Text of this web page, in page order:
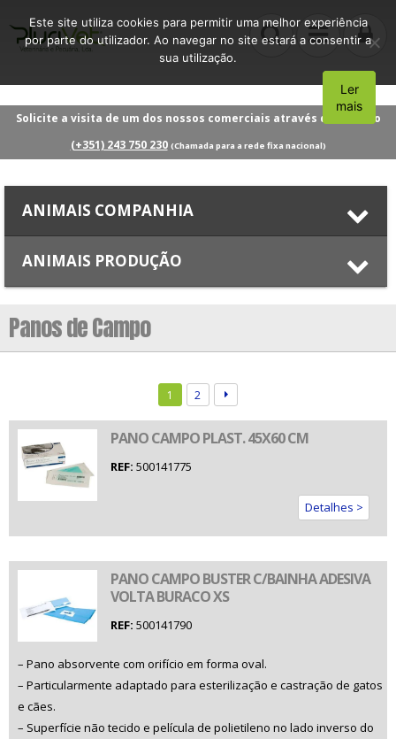
Solicite a visita de um dos nossos comerciais através do número
(+351) 243 750 230 (Chamada para a rede fixa nacional)
ANIMAIS COMPANHIA
ANIMAIS PRODUÇÃO
Panos de Campo
1 2
PANO CAMPO PLAST. 45X60 CM
REF: 500141775
Detalhes >
PANO CAMPO BUSTER C/BAINHA ADESIVA
VOLTA BURACO XS
REF: 500141790
– Pano absorvente com orifício em forma oval.
– Particularmente adaptado para esterilização e castração de gatos
e cães.
– Superfície não tecido e película de polietileno no lado inverso do
Este site utiliza cookies para permitir uma melhor experiência
por parte do utilizador. Ao navegar no site estará a consentir a
sua utilização.
Aceito
Ler
mais